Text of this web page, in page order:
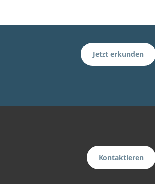
Jetzt erkunden
Kontaktieren